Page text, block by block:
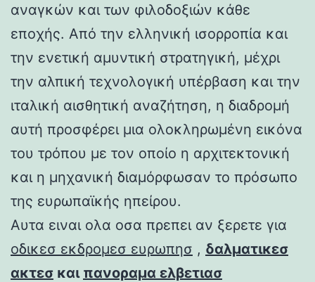
αναγκών και των φιλοδοξιών κάθε
εποχής. Από την ελληνική ισορροπία και
την ενετική αμυντική στρατηγική, μέχρι
την αλπική τεχνολογική υπέρβαση και την
ιταλική αισθητική αναζήτηση, η διαδρομή
αυτή προσφέρει μια ολοκληρωμένη εικόνα
του τρόπου με τον οποίο η αρχιτεκτονική
και η μηχανική διαμόρφωσαν το πρόσωπο
της ευρωπαϊκής ηπείρου.
Αυτα ειναι ολα οσα πρεπει αν ξερετε για
οδικεσ εκδρομεσ ευρωπησ , δαλματικεσ
ακτεσ και πανοραμα ελβετιασ